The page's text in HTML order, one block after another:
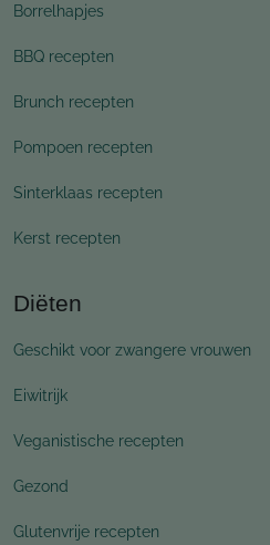
Borrelhapjes
BBQ recepten
Brunch recepten
Pompoen recepten
Sinterklaas recepten
Kerst recepten
Diëten
Geschikt voor zwangere vrouwen
Eiwitrijk
Veganistische recepten
Gezond
Glutenvrije recepten